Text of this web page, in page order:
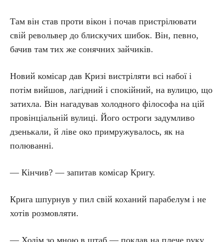
Там він став проти вікон і почав пристрілювати
свій револьвер до блискучих шибок. Він, певно,
бачив там тих же сонячних зайчиків.
Новий комісар дав Кризі вистріляти всі набої і
потім вийшов, лагідний і спокійний, на вулицю, що
затихла. Він нагадував холодного філософа на цій
провінціальній вулиці. Його остроги задумливо
дзенькали, й ліве око примружувалось, як на
полюванні.
— Кінчив? — запитав комісар Кригу.
Крига шпурнув у пил свій коханий парабелум і не
хотів розмовляти.
— Ходім зо мною в штаб,— поклав на плече руку